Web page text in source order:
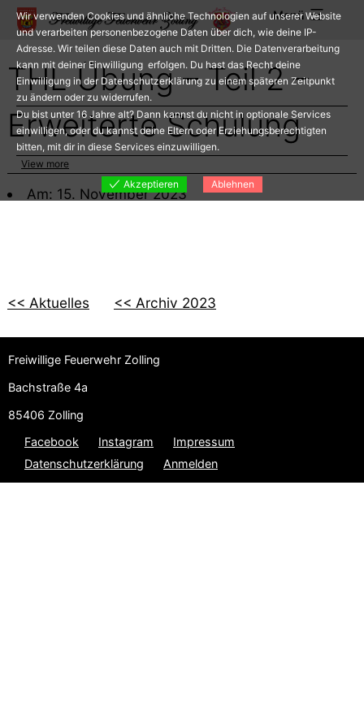
Zum
Inhalt
springen
Menü
THL Übung – Teil 2 –
Erweiterte Schulung
Am: 15. November 2023
<< Aktuelles << Archiv 2023
Freiwillige Feuerwehr Zolling
Bachstraße 4a
85406 Zolling
Facebook
Instagram
Impressum
Datenschutzerklärung
Anmelden
Wir verwenden Cookies und ähnliche Technologien auf unserer Website
und verarbeiten personenbezogene Daten über dich, wie deine IP-
Adresse. Wir teilen diese Daten auch mit Dritten. Die Datenverarbeitung
kann mit deiner Einwilligung erfolgen. Du hast das Recht deine
Einwilligung in der Datenschutzerklärung zu einem späteren Zeitpunkt
zu ändern oder zu widerrufen.
Du bist unter 16 Jahre alt? Dann kannst du nicht in optionale Services
einwilligen, oder du kannst deine Eltern oder Erziehungsberechtigten
bitten, mit dir in diese Services einzuwilligen.
View more
Akzeptieren
Ablehnen